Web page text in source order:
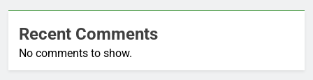
Recent Comments
No comments to show.